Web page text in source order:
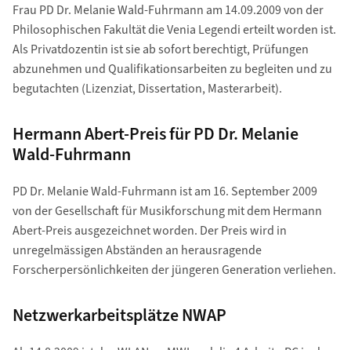
Frau PD Dr. Melanie Wald-Fuhrmann am 14.09.2009 von der
Philosophischen Fakultät die Venia Legendi erteilt worden ist.
Als Privatdozentin ist sie ab sofort berechtigt, Prüfungen
abzunehmen und Qualifikationsarbeiten zu begleiten und zu
begutachten (Lizenziat, Dissertation, Masterarbeit).
Hermann Abert-Preis für PD Dr. Melanie
Wald-Fuhrmann
PD Dr. Melanie Wald-Fuhrmann ist am 16. September 2009
von der Gesellschaft für Musikforschung mit dem Hermann
Abert-Preis ausgezeichnet worden. Der Preis wird in
unregelmässigen Abständen an herausragende
Forscherpersönlichkeiten der jüngeren Generation verliehen.
Netzwerkarbeitsplätze NWAP